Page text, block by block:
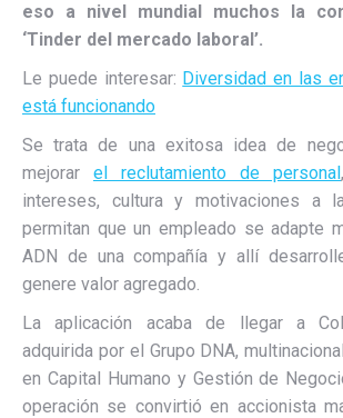
eso a nivel mundial muchos la
‘Tinder del mercado laboral’.
Le puede interesar: Diversidad en las
está funcionando
Se trata de una exitosa idea de
mejorar el reclutamiento de personal
intereses, cultura y motivaciones a
permitan que un empleado se adapte
ADN de una compañía y allí
genere valor agregado.
La aplicación acaba de llegar a
adquirida por el Grupo DNA,
en Capital Humano y Gestión de
operación se convirtió en accionista